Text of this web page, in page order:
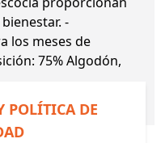
-
los meses de
75% Algodón,
POLÍTICA DE